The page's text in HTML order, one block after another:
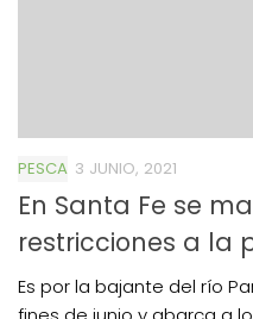
PESCA 3 JUNIO, 2021
En Santa Fe se
restricciones a la
Es por la bajante del río